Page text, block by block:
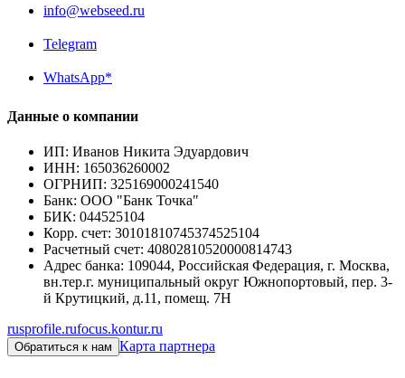
info@webseed.ru
Telegram
WhatsApp*
Данные о компании
ИП: Иванов Никита Эдуардович
ИНН: 165036260002
ОГРНИП: 325169000241540
Банк: ООО "Банк Точка"
БИК: 044525104
Корр. счет: 30101810745374525104
Расчетный счет: 40802810520000814743
Адрес банка: 109044, Российская Федерация, г. Москва,
вн.тер.г. муниципальный округ Южнопортовый, пер. 3-
й Крутицкий, д.11, помещ. 7Н
rusprofile.rufocus.kontur.ru
Обратиться к нам Карта партнера